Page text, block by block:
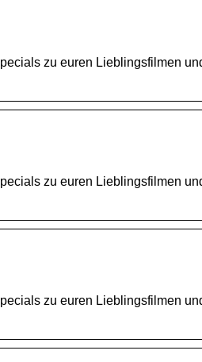
zu euren Lieblingsfilmen
zu euren Lieblingsfilmen
zu euren Lieblingsfilmen